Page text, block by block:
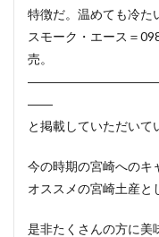
特徴だ。温めても冷た
スモーク・エース＝
売。
――
と掲載していただいて
今の時期の宮崎へのキ
オススメの宮崎土産と
是非たくさんの方に美